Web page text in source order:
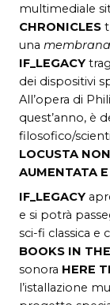
multimediale
CHRONICLES
una membrana
IF_LEGACY
dei dispositivi
All’opera di
quest’anno, è
filosofico/
LOCUSTA
AUMENTATA
IF_LEGACY
e si potrà
sci-fi classica e
BOOKS IN
sonora HERE
l’istallazione